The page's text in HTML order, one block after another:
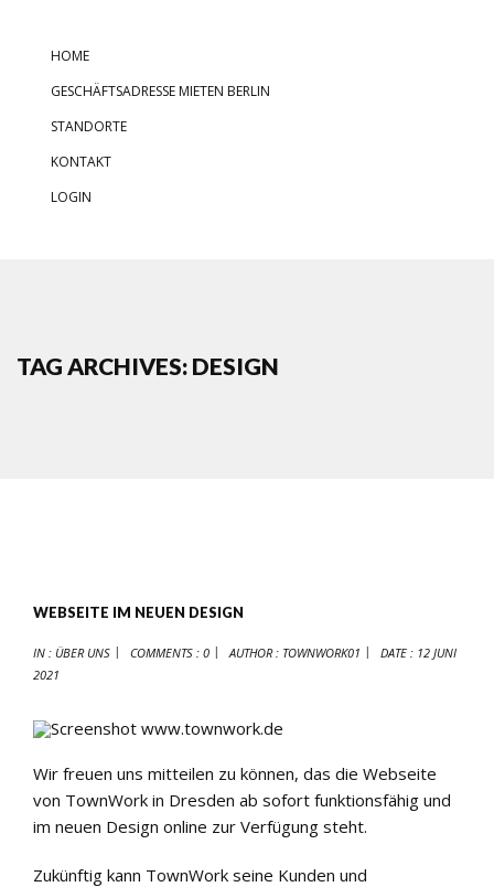
HOME
GESCHÄFTSADRESSE MIETEN BERLIN
STANDORTE
KONTAKT
LOGIN
TAG ARCHIVES: DESIGN
WEBSEITE IM NEUEN DESIGN
IN : ÜBER UNS COMMENTS : 0 AUTHOR : TOWNWORK01 DATE : 12 JUNI
2021
Wir freuen uns mitteilen zu können, das die Webseite
von TownWork in Dresden ab sofort funktionsfähig und
im neuen Design online zur Verfügung steht.
Zukünftig kann TownWork seine Kunden und